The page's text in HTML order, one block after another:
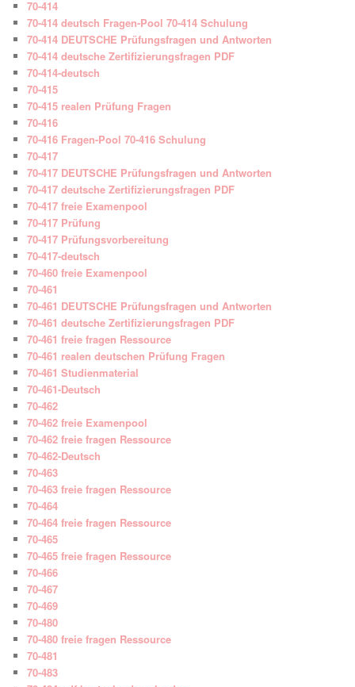
70-414
70-414 deutsch Fragen-Pool 70-414 Schulung
70-414 DEUTSCHE Prüfungsfragen und Antworten
70-414 deutsche Zertifizierungsfragen PDF
70-414-deutsch
70-415
70-415 realen Prüfung Fragen
70-416
70-416 Fragen-Pool 70-416 Schulung
70-417
70-417 DEUTSCHE Prüfungsfragen und Antworten
70-417 deutsche Zertifizierungsfragen PDF
70-417 freie Examenpool
70-417 Prüfung
70-417 Prüfungsvorbereitung
70-417-deutsch
70-460 freie Examenpool
70-461
70-461 DEUTSCHE Prüfungsfragen und Antworten
70-461 deutsche Zertifizierungsfragen PDF
70-461 freie fragen Ressource
70-461 realen deutschen Prüfung Fragen
70-461 Studienmaterial
70-461-Deutsch
70-462
70-462 freie Examenpool
70-462 freie fragen Ressource
70-462-Deutsch
70-463
70-463 freie fragen Ressource
70-464
70-464 freie fragen Ressource
70-465
70-465 freie fragen Ressource
70-466
70-467
70-469
70-480
70-480 freie fragen Ressource
70-481
70-483